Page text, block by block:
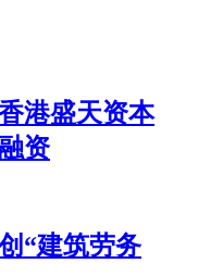
港盛天资本
资
“建筑劳务